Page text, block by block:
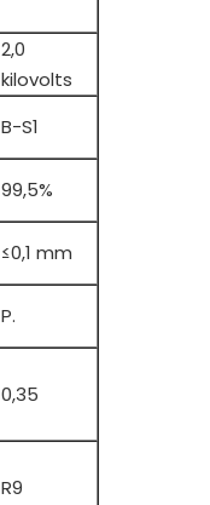
2,0
kilovolts
B-S1
99,5%
≤0,1 mm
P.
0,35
R9